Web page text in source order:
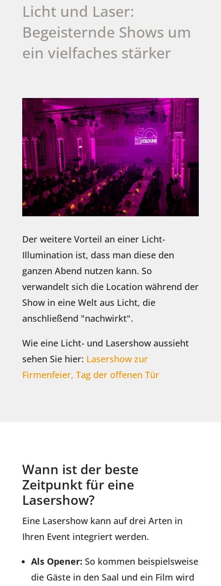
Licht und Laser:
Begeisternde Shows um
ein vielfaches stärker
Der weitere Vorteil an einer Licht-
Illumination ist, dass man diese den
ganzen Abend nutzen kann. So
verwandelt sich die Location während der
Show in eine Welt aus Licht, die
anschließend "nachwirkt".
Wie eine Licht- und Lasershow aussieht
sehen Sie hier: Lasershow zur
Firmenfeier, Tag der offenen Tür
Wann ist der beste
Zeitpunkt für eine
Lasershow?
Eine Lasershow kann auf drei Arten in
Ihren Event integriert werden.
Als Opener: So kommen beispielsweise
die Gäste in den Saal und ein Film wird